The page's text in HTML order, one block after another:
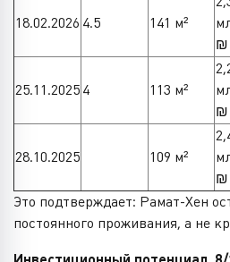
18.02.2026 4.5 141 м²
₪
25.11.2025 4 113 м²
₪
28.10.2025 109 м²
₪
Это подтверждает: Рамат-Хен
постоянного проживания, а не